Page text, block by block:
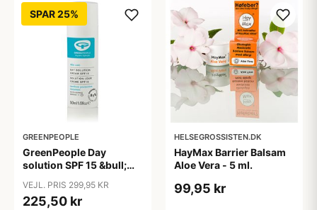
SPAR 25%
GREENPEOPLE
GreenPeople Day
solution SPF 15 &bull;
VEJL. PRIS 299,95 KR
225,50 kr
HELSEGROSSISTEN.DK
HayMax Barrier Balsam
Aloe Vera - 5 ml.
99,95 kr